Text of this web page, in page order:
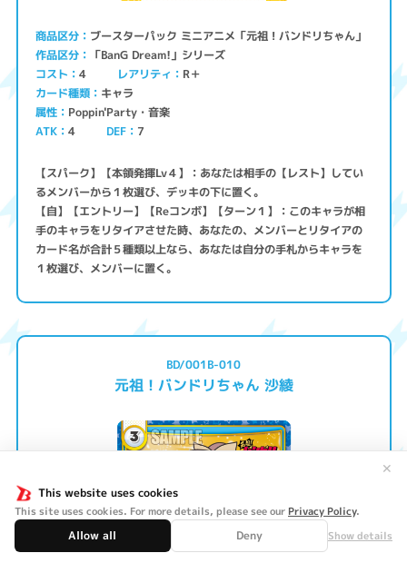
This website uses cookies
This site uses cookies. For more details, please see our Privacy Policy.
Allow all Deny Show details
✕
商品区分 ブースターパック ミニアニメ「元祖！バンドリちゃん」
作品区分 「BanG Dream!」シリーズ
コスト 4 レアリティ R＋
カード種類 キャラ
属性 Poppin'Party・音楽
ATK 4 DEF 7
【スパーク】【本領発揮Lv４】：あなたは相手の【レスト】してい
るメンバーから１枚選び、デッキの下に置く。
【自】【エントリー】【Reコンボ】【ターン１】：このキャラが相
手のキャラをリタイアさせた時、あなたの、メンバーとリタイアの
カード名が合計５種類以上なら、あなたは自分の手札からキャラを
１枚選び、メンバーに置く。
BD/001B-010
元祖！バンドリちゃん 沙綾